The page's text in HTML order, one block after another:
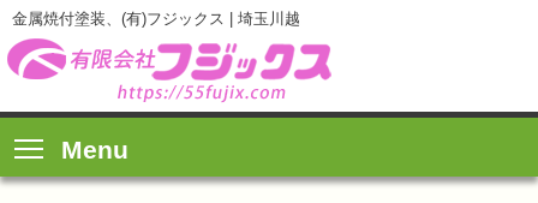
金属焼付塗装、(有)フジックス | 埼玉川越
Menu